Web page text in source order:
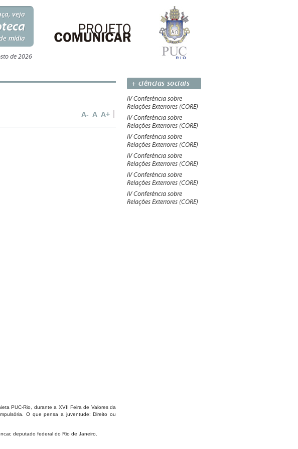
veja
mídia
de 2026
A- A A+
PUC-Rio, durante a XVII Feira de Valores da
O que pensa a juventude: Direito ou
deputado federal do Rio de Janeiro.
+ ciências sociais
IV Conferência sobre
Relações Exteriores (CORE)
IV Conferência sobre
Relações Exteriores (CORE)
IV Conferência sobre
Relações Exteriores (CORE)
IV Conferência sobre
Relações Exteriores (CORE)
IV Conferência sobre
Relações Exteriores (CORE)
IV Conferência sobre
Relações Exteriores (CORE)